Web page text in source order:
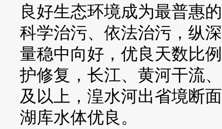
良好生态环境成为最普惠
科学治污、依法治污，纵
量稳中向好，优良天数比
护修复，长江、黄河干流
及以上，湟水河出省境断
湖库水体优良。